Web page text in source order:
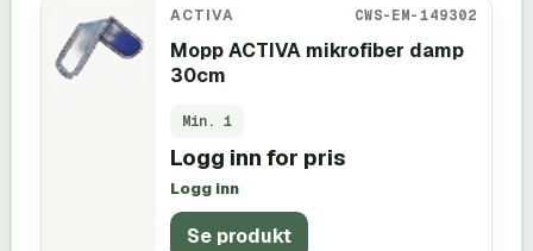
ACTIVA CWS-EM-149302
Mopp ACTIVA mikrofiber damp
30cm
Min. 1
Logg inn for pris
Logg inn
Se produkt